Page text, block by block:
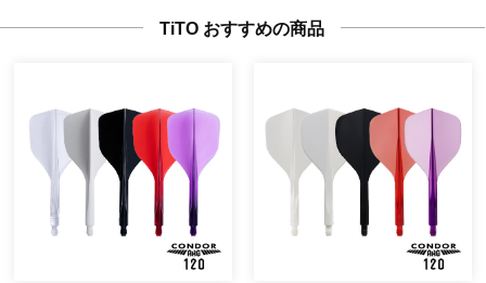
TiTO おすすめの商品